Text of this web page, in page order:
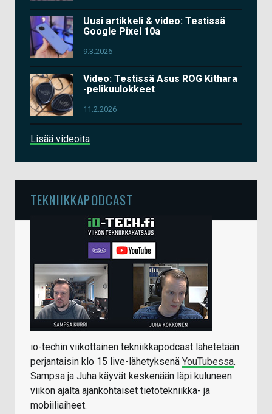
Uusi artikkeli & video: Testissä
Google Pixel 10a
9.3.2026
Video: Testissä Asus ROG Kithara
-pelikuulokkeet
11.2.2026
Lisää videoita
TEKNIIKKAPODCAST
io-techin viikottainen tekniikkapodcast lähetetään
perjantaisin klo 15 live-lähetyksenä YouTubessa.
Sampsa ja Juha käyvät keskenään läpi kuluneen
viikon ajalta ajankohtaiset tietotekniikka- ja
mobiiliaiheet.